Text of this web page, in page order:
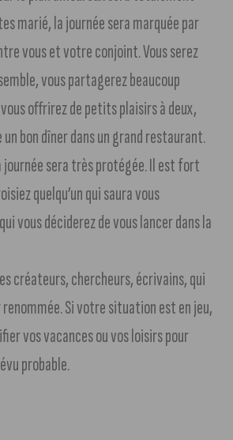
marié, la journée sera marquée par
vous et votre conjoint. Vous serez
vous partagerez beaucoup
offrirez de petits plaisirs à deux,
bon dîner dans un grand restaurant.
journée sera très protégée. Il est fort
quelqu’un qui saura vous
vous déciderez de vous lancer dans la
créateurs, chercheurs, écrivains, qui
Si votre situation est en jeu,
vos vacances ou vos loisirs pour
probable.